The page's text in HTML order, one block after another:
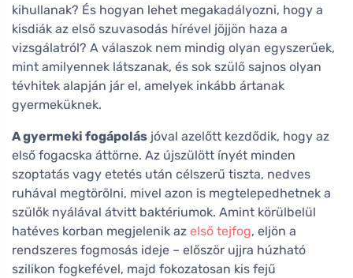
kihullanak? És hogyan lehet megakadályozni, hogy a
kisdiák az első szuvasodás hírével jöjjön haza a
vizsgálatról? A válaszok nem mindig olyan egyszerűek,
mint amilyennek látszanak, és sok szülő sajnos olyan
tévhitek alapján jár el, amelyek inkább ártanak
gyermeküknek.
A gyermeki fogápolás jóval azelőtt kezdődik, hogy az
első fogacska áttörne. Az újszülött ínyét minden
szoptatás vagy etetés után célszerű tiszta, nedves
ruhával megtörölni, mivel azon is megtelepedhetnek a
szülők nyálával átvitt baktériumok. Amint körülbelül
hatéves korban megjelenik az első tejfog, eljön a
rendszeres fogmosás ideje – először ujjra húzható
szilikon fogkefével, majd fokozatosan kis fejű